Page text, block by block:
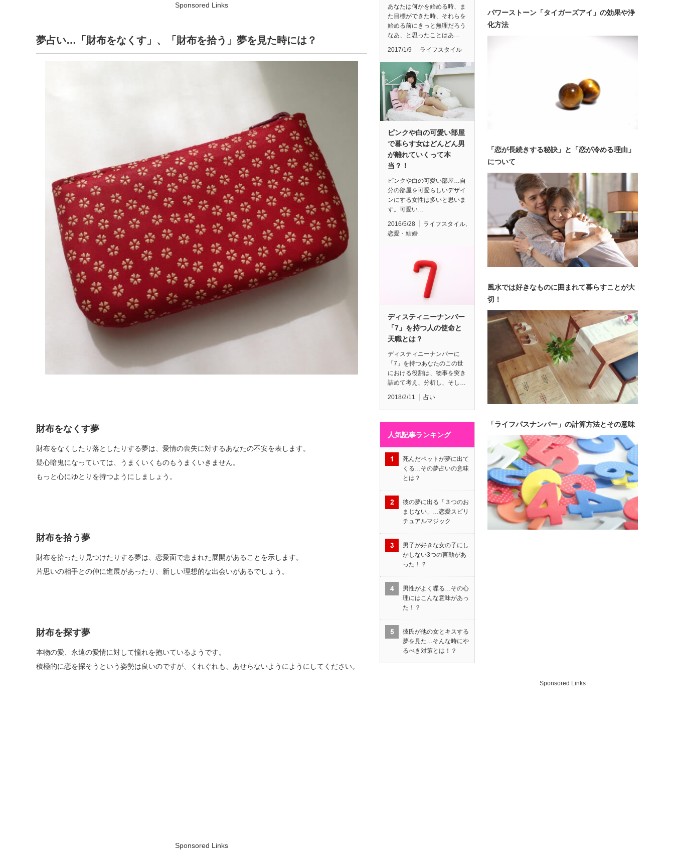
Sponsored Links
夢占い…「財布をなくす」、「財布を拾う」夢を見た時には？
財布をなくす夢
財布をなくしたり落としたりする夢は、愛情の喪失に対するあなたの不安を表します。
疑心暗鬼になっていては、うまくいくものもうまくいきません。
もっと心にゆとりを持つようにしましょう。
財布を拾う夢
財布を拾ったり見つけたりする夢は、恋愛面で恵まれた展開があることを示します。
片思いの相手との仲に進展があったり、新しい理想的な出会いがあるでしょう。
財布を探す夢
本物の愛、永遠の愛情に対して憧れを抱いているようです。
積極的に恋を探そうという姿勢は良いのですが、くれぐれも、あせらないようにようにしてください。
Sponsored Links
あなたは何かを始める時、ま
た目標ができた時、それらを
始める前にきっと無理だろう
なあ、と思ったことはあ…
2017/1/9 ライフスタイル
ピンクや白の可愛い部屋
で暮らす女はどんどん男
が離れていくって本
当？！
ピンクや白の可愛い部屋…自
分の部屋を可愛らしいデザイ
ンにする女性は多いと思いま
す。可愛い…
2016/5/28 ライフスタイル,
恋愛・結婚
ディスティニーナンバー
「7」を持つ人の使命と
天職とは？
ディスティニーナンバーに
「7」を持つあなたのこの世
における役割は、物事を突き
詰めて考え、分析し、そし…
2018/2/11 占い
人気記事ランキング
死んだペットが夢に出て
くる…その夢占いの意味
とは？
彼の夢に出る「３つのお
まじない」…恋愛スピリ
チュアルマジック
男子が好きな女の子にし
かしない3つの言動があ
った！？
男性がよく喋る…その心
理にはこんな意味があっ
た！？
彼氏が他の女とキスする
夢を見た…そんな時にや
るべき対策とは！？
パワーストーン「タイガーズアイ」の効果や浄
化方法
「恋が長続きする秘訣」と「恋が冷める理由」
について
風水では好きなものに囲まれて暮らすことが大
切！
「ライフパスナンバー」の計算方法とその意味
Sponsored Links